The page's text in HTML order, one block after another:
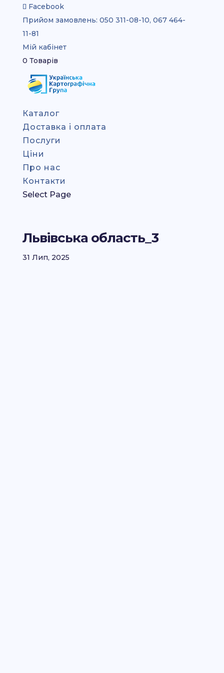
Facebook
Прийом замовлень: 050 311-08-10, 067 464-
11-81
Мій кабінет
0 Товарів
Каталог
Доставка і оплата
Послуги
Ціни
Про нас
Контакти
Select Page
Львівська область_3
31 Лип, 2025